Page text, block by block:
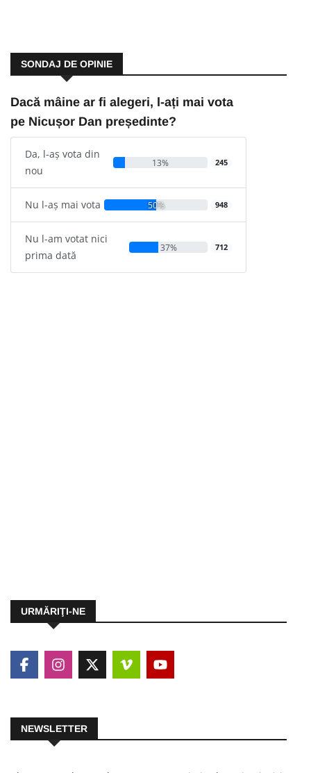
SONDAJ DE OPINIE
Dacă mâine ar fi alegeri, l-ați mai vota
pe Nicușor Dan președinte?
Da, l-aș vota din
nou
13% 245
Nu l-aș mai vota 50% 948
Nu l-am votat nici
prima dată
37% 712
URMĂRIŢI-NE
NEWSLETTER